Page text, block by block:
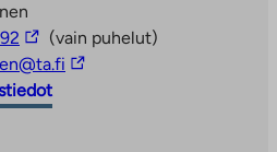
Linkki
vie
ulkopuoliseen
palveluun
(vain puhelut)
Linkki